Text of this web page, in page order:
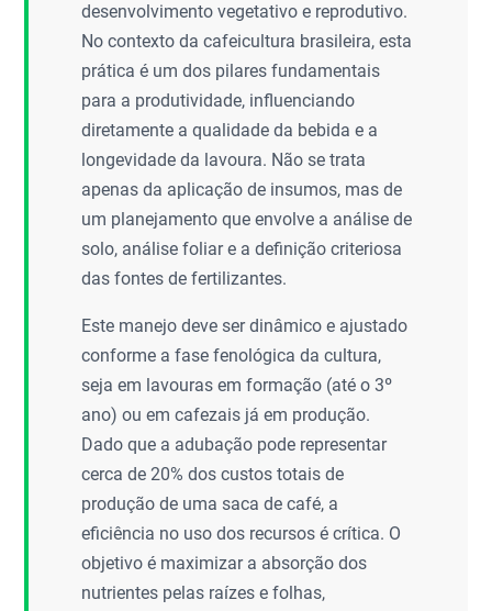
desenvolvimento vegetativo e reprodutivo.
No contexto da cafeicultura brasileira, esta
prática é um dos pilares fundamentais
para a produtividade, influenciando
diretamente a qualidade da bebida e a
longevidade da lavoura. Não se trata
apenas da aplicação de insumos, mas de
um planejamento que envolve a análise de
solo, análise foliar e a definição criteriosa
das fontes de fertilizantes.
Este manejo deve ser dinâmico e ajustado
conforme a fase fenológica da cultura,
seja em lavouras em formação (até o 3º
ano) ou em cafezais já em produção.
Dado que a adubação pode representar
cerca de 20% dos custos totais de
produção de uma saca de café, a
eficiência no uso dos recursos é crítica. O
objetivo é maximizar a absorção dos
nutrientes pelas raízes e folhas,